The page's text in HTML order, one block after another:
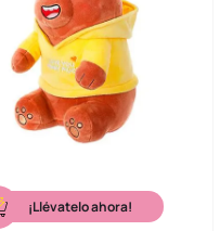
¡Llévatelo ahora!